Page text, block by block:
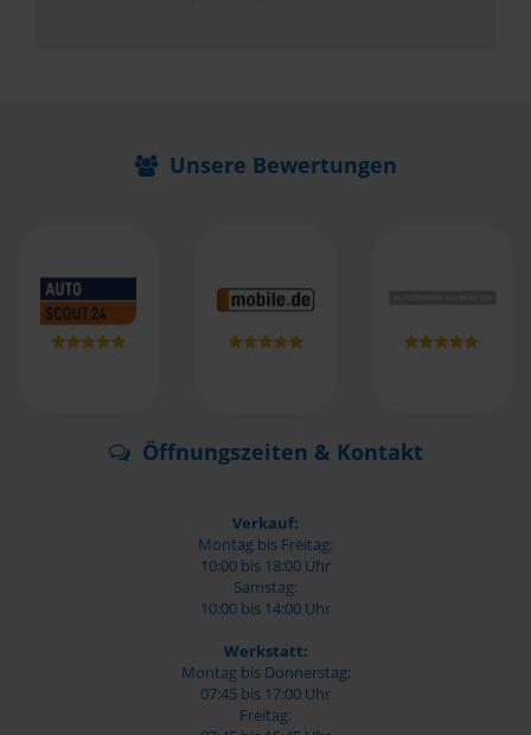
Unsere Bewertungen
Öffnungszeiten & Kontakt
Verkauf:
Montag bis Freitag:
10:00 bis 18:00 Uhr
Samstag:
10:00 bis 14:00 Uhr
Werkstatt:
Montag bis Donnerstag:
07:45 bis 17:00 Uhr
Freitag: